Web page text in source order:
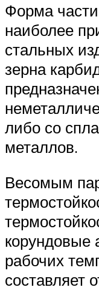
Форма
наиболее
стальных
зерна
либо со
металлов.
Весомым
корундовые
рабочих
составляет